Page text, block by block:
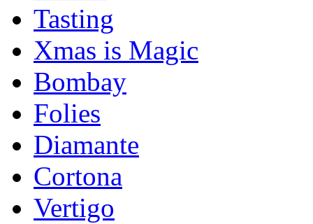
Tasting
Xmas is Magic
Bombay
Folies
Diamante
Cortona
Vertigo